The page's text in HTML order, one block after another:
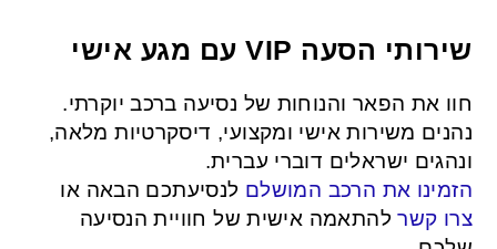
שירותי הסעה VIP עם מגע אישי
חוו את הפאר והנוחות של נסיעה ברכב יוקרתי.
נהנים משירות אישי ומקצועי, דיסקרטיות מלאה,
ונהגים ישראלים דוברי עברית.
הזמינו את הרכב המושלם לנסיעתכם הבאה או
צרו קשרלהתאמה אישית של חוויית הנסיעה